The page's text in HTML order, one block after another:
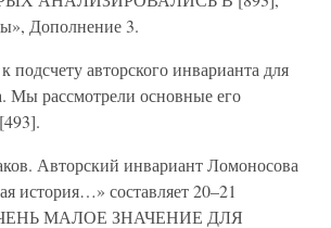
Дополнение 3.
подсчету авторского инварианта для
рассмотрели основные его
Авторский инвариант Ломоносова
история…» составляет 20–21
МАЛОЕ ЗНАЧЕНИЕ ДЛЯ